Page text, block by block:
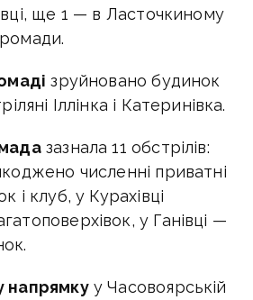
ще 1 — в Ласточкиному
зруйновано будинок
Іллінка і Катеринівка.
зазнала 11 обстрілів:
численні приватні
і клуб, у Курахівці
у Ганівці —
напрямкуу Часовоярській